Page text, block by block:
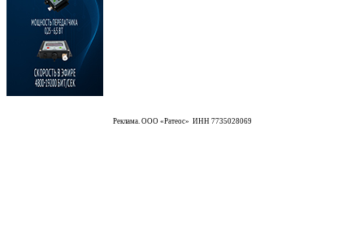
Реклама. ООО «Ратеос» ИНН 7735028069